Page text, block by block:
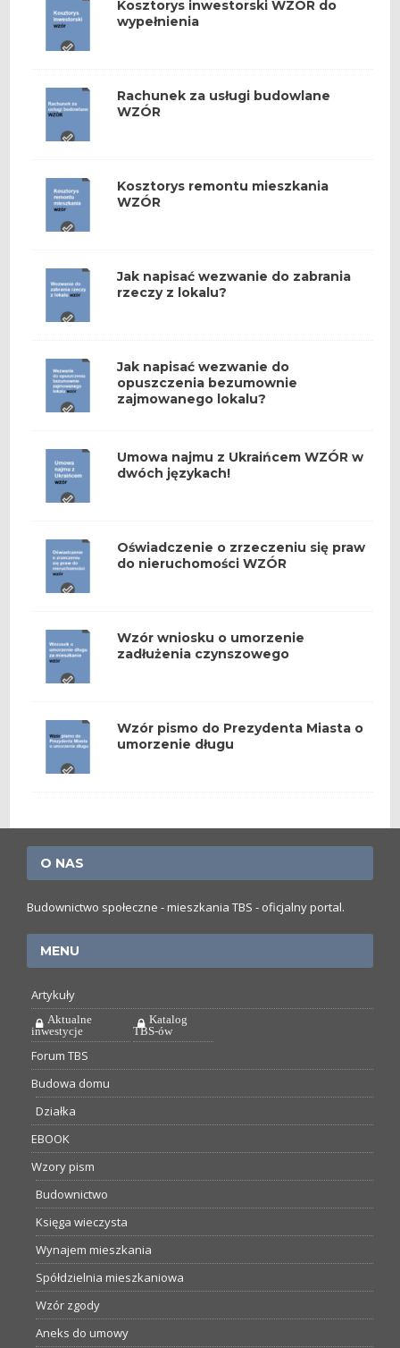
Kosztorys inwestorski WZÓR do
wypełnienia
Rachunek za usługi budowlane
WZÓR
Kosztorys remontu mieszkania
WZÓR
Jak napisać wezwanie do zabrania
rzeczy z lokalu?
Jak napisać wezwanie do
opuszczenia bezumownie
zajmowanego lokalu?
Umowa najmu z Ukraińcem WZÓR w
dwóch językach!
Oświadczenie o zrzeczeniu się praw
do nieruchomości WZÓR
Wzór wniosku o umorzenie
zadłużenia czynszowego
Wzór pismo do Prezydenta Miasta o
umorzenie długu
O NAS
Budownictwo społeczne - mieszkania TBS - oficjalny portal.
MENU
Artykuły
Aktualne
inwestycje
Katalog
TBS-ów
Forum TBS
Budowa domu
Działka
EBOOK
Wzory pism
Budownictwo
Księga wieczysta
Wynajem mieszkania
Spółdzielnia mieszkaniowa
Wzór zgody
Aneks do umowy